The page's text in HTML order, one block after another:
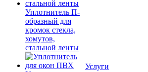
Уплотнитель П-
образный для
кромок стекла,
хомутов,
стальной ленты
Услуги